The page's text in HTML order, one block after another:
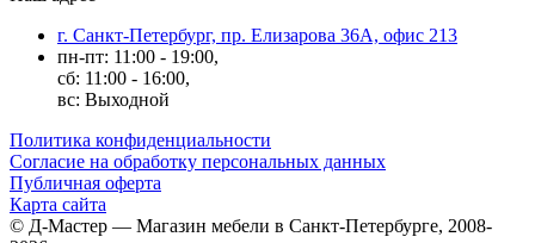
г. Санкт-Петербург, пр. Елизарова 36А, офис 213
пн-пт: 11:00 - 19:00,
сб: 11:00 - 16:00,
вс: Выходной
Политика конфиденциальности
Согласие на обработку персональных данных
Публичная оферта
Карта сайта
© Д-Мастер — Магазин мебели в Санкт-Петербурге, 2008-